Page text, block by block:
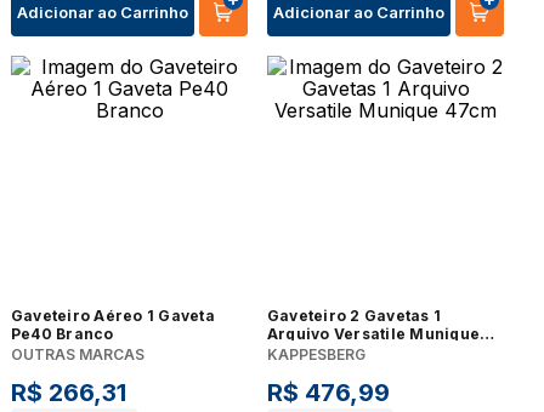
Adicionar ao Carrinho Adicionar ao Carrinho
Gaveteiro Aéreo 1 Gaveta
Pe40 Branco
OUTRAS MARCAS
R$ 266,31
Gaveteiro 2 Gavetas 1
Arquivo Versatile Munique
47cm
KAPPESBERG
R$ 476,99